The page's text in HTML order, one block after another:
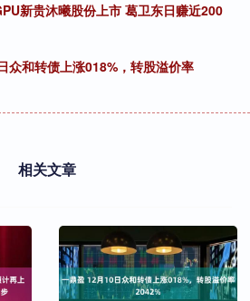
新贵沐曦股份上市 葛卫东日赚近200
众和转债上涨018%，转股溢价率
相关文章